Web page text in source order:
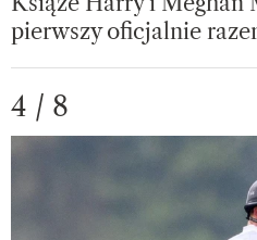
pierwszy oficjalnie
4 / 8